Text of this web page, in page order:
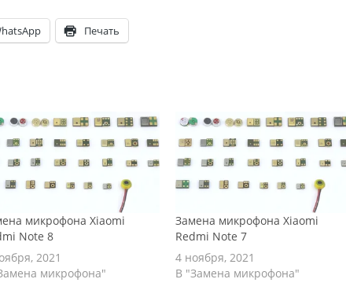
Печать
микрофона Xiaomi
Note 8
2021
микрофона"
Замена микрофона Xiaomi
Redmi Note 7
4 ноября, 2021
В "Замена микрофона"